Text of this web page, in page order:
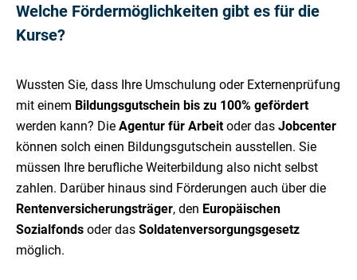
Welche Fördermöglichkeiten gibt es für die
Kurse?
Wussten Sie, dass Ihre Umschulung oder Externenprüfung
mit einem Bildungsgutschein bis zu 100% gefördert
werden kann? Die Agentur für Arbeitoder das Jobcenter
können solch einen Bildungsgutschein ausstellen. Sie
müssen Ihre berufliche Weiterbildung also nicht selbst
zahlen. Darüber hinaus sind Förderungen auch über die
Rentenversicherungsträger, den Europäischen
Sozialfonds oder das Soldatenversorgungsgesetz
möglich.